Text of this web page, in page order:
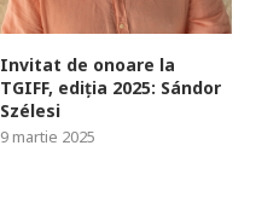
Invitat de onoare la
TGIFF, ediția 2025: Sándor
Szélesi
9 martie 2025